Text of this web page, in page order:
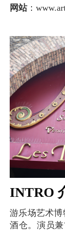
网站：
INTRO
游乐场艺术博物馆位于巴黎Bercy，所在位置曾经是
酒仓。演员兼